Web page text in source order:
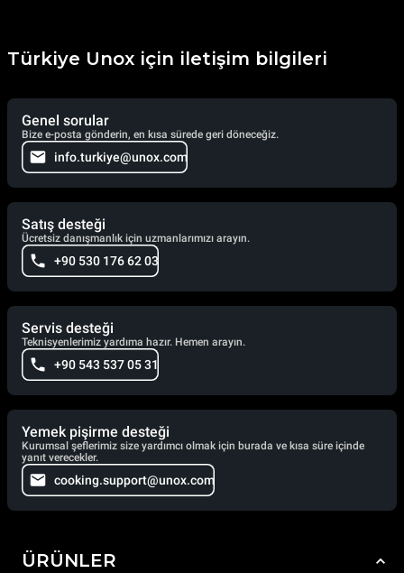
Türkiye Unox için iletişim bilgileri
Genel sorular
Bize e-posta gönderin, en kısa sürede geri döneceğiz.
info.turkiye@unox.com
Satış desteği
Ücretsiz danışmanlık için uzmanlarımızı arayın.
+90 530 176 62 03
Servis desteği
Teknisyenlerimiz yardıma hazır. Hemen arayın.
+90 543 537 05 31
Yemek pişirme desteği
Kurumsal şeflerimiz size yardımcı olmak için burada ve kısa süre içinde
yanıt verecekler.
cooking.support@unox.com
ÜRÜNLER